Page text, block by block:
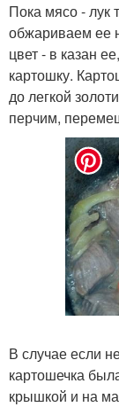
Пока мясо - лук
обжариваем ее
цвет - в казан
картошку.
до легкой
перчим,
В случае если
картошечка
крышкой и на